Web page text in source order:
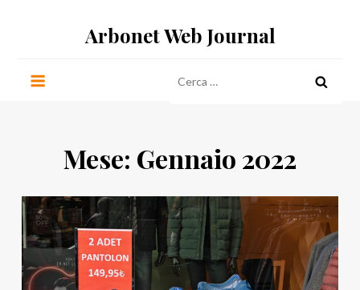
Arbonet Web Journal
per:
Mese: Gennaio 2022